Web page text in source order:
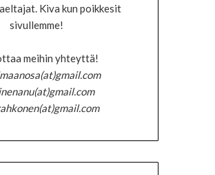
Kiva kun poikkesit
sivullemme!
meihin yhteyttä!